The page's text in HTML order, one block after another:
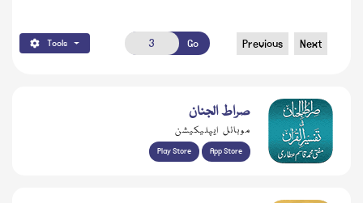
Tools Go Previous Next
صراط الجنان
موبائل ایپلیکیشن
Play Store App Store